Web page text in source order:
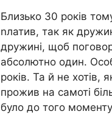
Близько 30 років
nлатив, так як
дружині, щоб
абсолютно один.
років. Та й не хотів,
прожив на самоті
було до того